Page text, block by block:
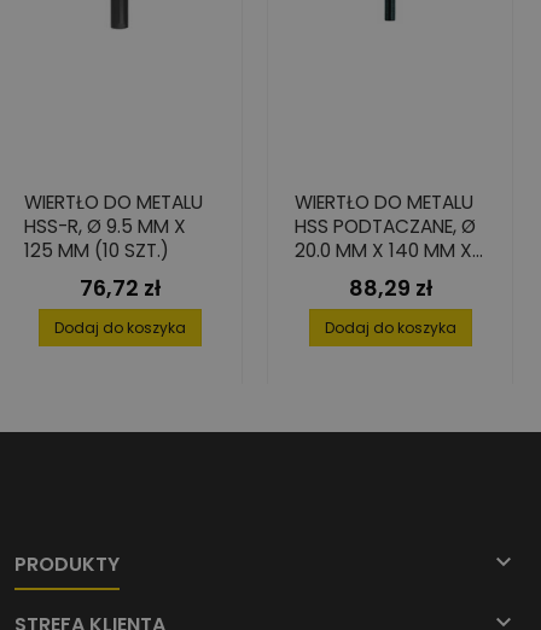
WIERTŁO DO METALU
HSS-R, Ø 9.5 MM X
125 MM (10 SZT.)
Cena
76,72 zł
Dodaj do koszyka
WIERTŁO DO METALU
HSS PODTACZANE, Ø
20.0 MM X 140 MM X
205 MM (1 SZT.)
Cena
88,29 zł
Dodaj do koszyka
PRODUKTY 
STREFA KLIENTA 